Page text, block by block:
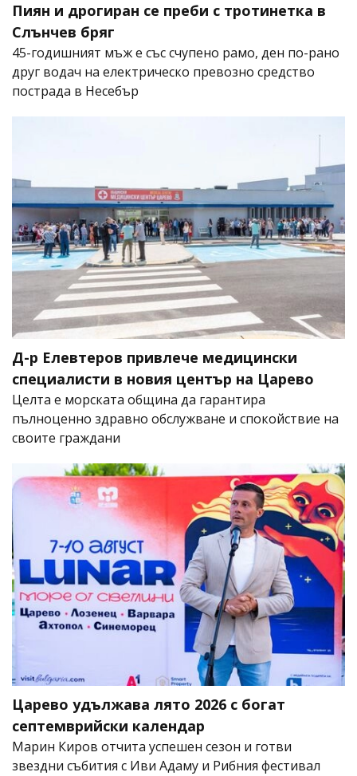
Пиян и дрогиран се преби с тротинетка в
Слънчев бряг
45-годишният мъж е със счупено рамо, ден по-рано
друг водач на електрическо превозно средство
пострада в Несебър
Д-р Елевтеров привлече медицински
специалисти в новия център на Царево
Целта е морската община да гарантира
пълноценно здравно обслужване и спокойствие на
своите граждани
Царево удължава лято 2026 с богат
септемврийски календар
Марин Киров отчита успешен сезон и готви
звездни събития с Иви Адаму и Рибния фестивал